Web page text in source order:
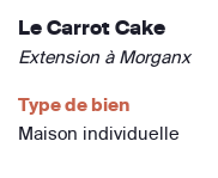
Le Carrot Cake
Extension à Morganx
Type de bien
Maison individuelle